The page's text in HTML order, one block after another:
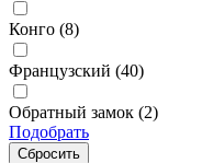
Конго (8)
Французский (40)
Обратный замок (2)
Подобрать